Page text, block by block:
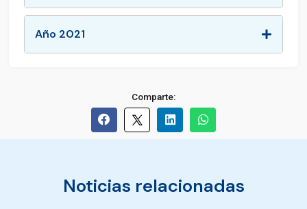
Año 2021
Comparte:
Noticias relacionadas